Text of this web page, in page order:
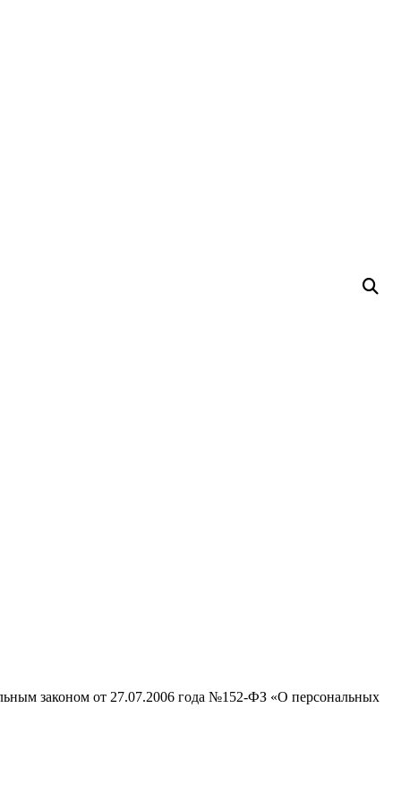
законом от 27.07.2006 года №152-ФЗ «О персональных